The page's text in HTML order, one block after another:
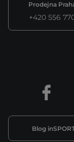
Prodejna
+420 556
Blog